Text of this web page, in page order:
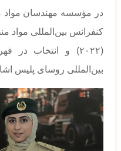
در مؤسسه مهندسان مواد
کنفرانس بین‌المللی مواد
بین‌المللی روسای پلیس